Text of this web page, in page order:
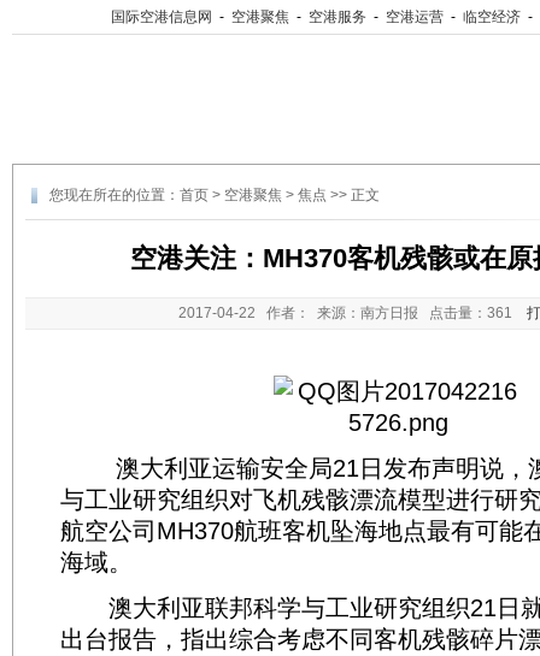
国际空港信息网 - 空港聚焦 - 空港服务 - 空港运营 - 临空经济 -
您现在所在的位置： 首页 > 空港聚焦 > 焦点 >> 正文
空港关注：MH370客机残骸或在
2017-04-22 作者： 来源：南方日报 点击量： 361
澳大利亚运输安全局21日发布声明说，
与工业研究组织对飞机残骸漂流模型进行研
航空公司MH370航班客机坠海地点最有可能
海域。
澳大利亚联邦科学与工业研究组织21日
出台报告，指出综合考虑不同客机残骸碎片